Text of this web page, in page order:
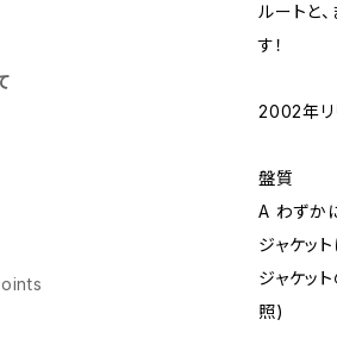
ルートと
す！
2002年リ
盤質
A わずか
ジャケッ
ジャケッ
照)